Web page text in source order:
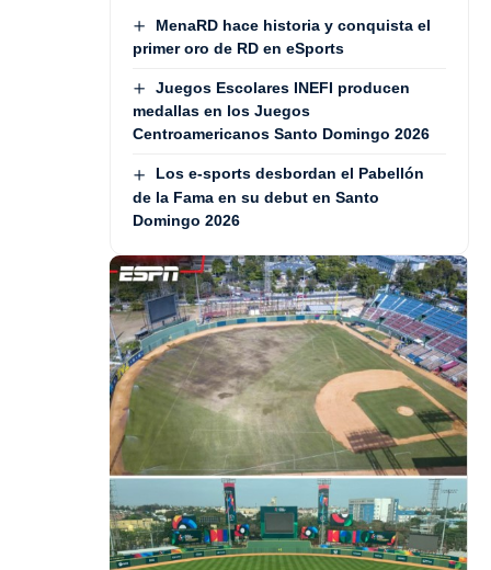
MenaRD hace historia y conquista el
primer oro de RD en eSports
Juegos Escolares INEFI producen
medallas en los Juegos
Centroamericanos Santo Domingo 2026
Los e-sports desbordan el Pabellón
de la Fama en su debut en Santo
Domingo 2026